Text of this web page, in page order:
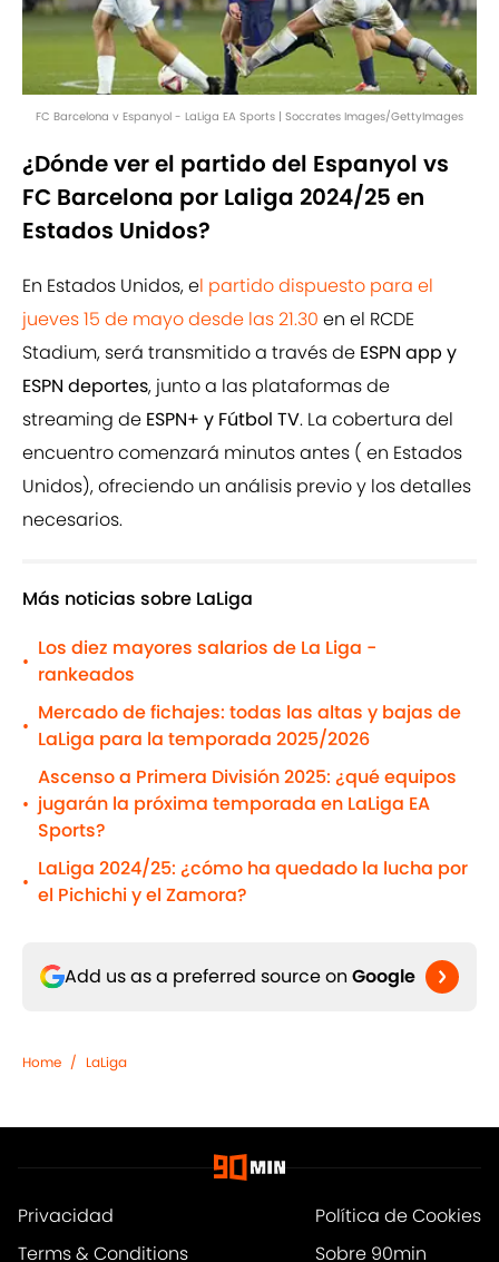
FC Barcelona v Espanyol - LaLiga EA Sports | Soccrates Images/GettyImages
¿Dónde ver el partido del Espanyol vs
FC Barcelona por Laliga 2024/25 en
Estados Unidos?
En Estados Unidos, el partido dispuesto para el
jueves 15 de mayo desde las 21.30 en el RCDE
Stadium, será transmitido a través de ESPN app y
ESPN deportes, junto a las plataformas de
streaming de ESPN+ y Fútbol TV. La cobertura del
encuentro comenzará minutos antes ( en Estados
Unidos), ofreciendo un análisis previo y los detalles
necesarios.
Más noticias sobre LaLiga
•
Los diez mayores salarios de La Liga -
rankeados
•
Mercado de fichajes: todas las altas y bajas de
LaLiga para la temporada 2025/2026
•
Ascenso a Primera División 2025: ¿qué equipos
jugarán la próxima temporada en LaLiga EA
Sports?
•
LaLiga 2024/25: ¿cómo ha quedado la lucha por
el Pichichi y el Zamora?
Add us as a preferred source on Google
Home / LaLiga
Privacidad
Política de Cookies
Terms & Conditions
Sobre 90min